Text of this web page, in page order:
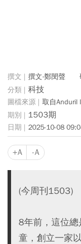
撰文‧鄭閔聲
科技
取自Anduril
1503期
2025-10-08
+A -A
(今周刊1503)
8年前，這位
童，創立一家